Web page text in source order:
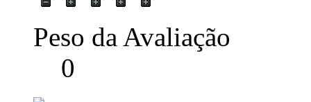
Peso da Avaliação
0